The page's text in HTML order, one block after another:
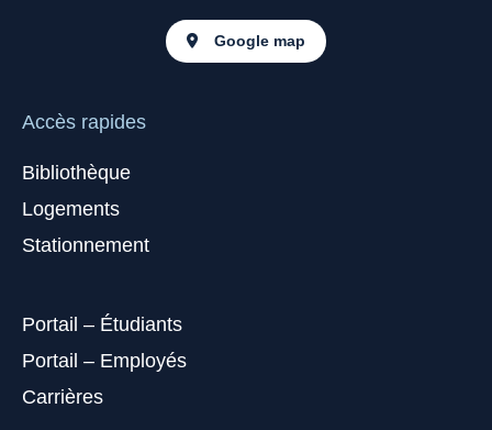
Google map
Accès rapides
Bibliothèque
Logements
Stationnement
Portail – Étudiants
Portail – Employés
Carrières